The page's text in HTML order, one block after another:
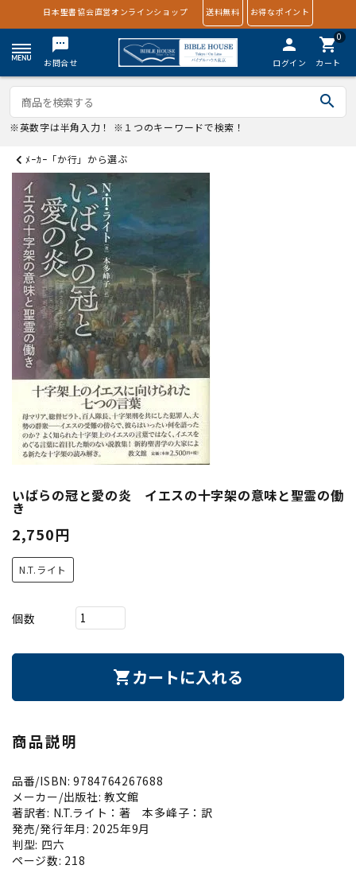
日本聖書協会直営オンラインショップ 送料無料 お得なポイント
textsms
お問合せ
person
ログイン
0
shopping_cart
カート
search
※英数字は半角入力！ ※１つのキーワードで検索！
ﾒｰｶｰ「か行」から選ぶ
いばらの冠と愛の炎 イエスの十字架の意味と聖霊の働
き
2,750円
N.T.ライト
個数
shopping_cart カートに入れる
商品説明
品番/ISBN: 9784764267688
メーカー/出版社: 教文館
著訳者: N.T.ライト：著 本多峰子：訳
発売/発行年月: 2025年9月
判型: 四六
ページ数: 218